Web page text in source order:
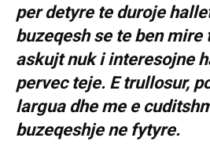
per detyre te duroje
buzeqesh se te ben mire
askujt nuk i interesojne
pervec teje. E trullosur,
largua dhe me e
buzeqeshje ne fytyre.